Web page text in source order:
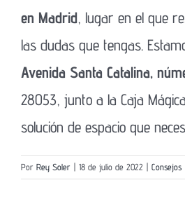
en Madrid, lugar en el que
las dudas que tengas.
Avenida Santa Catalina,
28053, junto a la Caja
solución de espacio que
Por Rey Soler | 18 de julio de 2022 | Consejos